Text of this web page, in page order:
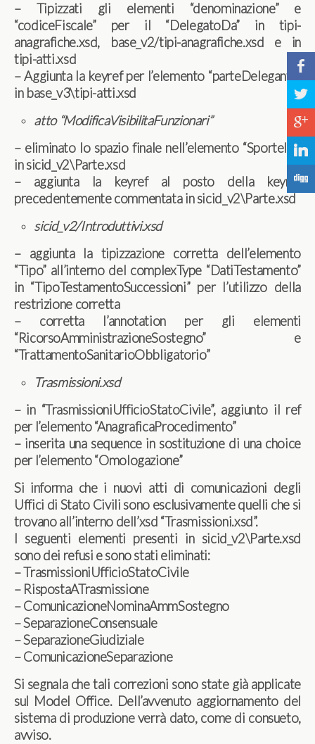
– Tipizzati gli elementi “denominazione” e
“codiceFiscale” per il “DelegatoDa” in tipi-
anagrafiche.xsd, base_v2/tipi-anagrafiche.xsd e in
tipi-atti.xsd
– Aggiunta la keyref per l’elemento “parteDelegante”
in base_v3\tipi-atti.xsd
atto “ModificaVisibilitaFunzionari”
– eliminato lo spazio finale nell’elemento “Sportello”
in sicid_v2\Parte.xsd
– aggiunta la keyref al posto della keyref
precedentemente commentata in sicid_v2\Parte.xsd
sicid_v2/Introduttivi.xsd
– aggiunta la tipizzazione corretta dell’elemento
“Tipo” all’interno del complexType “DatiTestamento”
in “TipoTestamentoSuccessioni” per l’utilizzo della
restrizione corretta
– corretta l’annotation per gli elementi
“RicorsoAmministrazioneSostegno” e
“TrattamentoSanitarioObbligatorio”
Trasmissioni.xsd
– in “TrasmissioniUfficioStatoCivile”, aggiunto il ref
per l’elemento “AnagraficaProcedimento”
– inserita una sequence in sostituzione di una choice
per l’elemento “Omologazione”
Si informa che i nuovi atti di comunicazioni degli
Uffici di Stato Civili sono esclusivamente quelli che si
trovano all’interno dell’xsd “Trasmissioni.xsd”.
I seguenti elementi presenti in sicid_v2\Parte.xsd
sono dei refusi e sono stati eliminati:
– TrasmissioniUfficioStatoCivile
– RispostaATrasmissione
– ComunicazioneNominaAmmSostegno
– SeparazioneConsensuale
– SeparazioneGiudiziale
– ComunicazioneSeparazione
Si segnala che tali correzioni sono state già applicate
sul Model Office. Dell’avvenuto aggiornamento del
sistema di produzione verrà dato, come di consueto,
avviso.
b
a
c
j
F